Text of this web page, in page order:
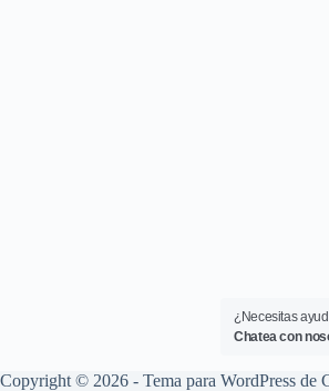
Copyright © 2026 - Tema para WordPress de
¿Necesitas
Chatea con